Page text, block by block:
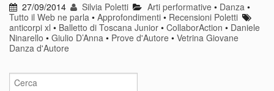
27/09/2014 Silvia Poletti Arti performative• Danza•
Tutto il Web ne parla • Approfondimenti • Recensioni Poletti
anticorpi xl • Balletto di Toscana Junior • CollaborAction • Daniele
Ninarello • Giulio D’Anna • Prove d'Autore • Vetrina Giovane
Danza d'Autore